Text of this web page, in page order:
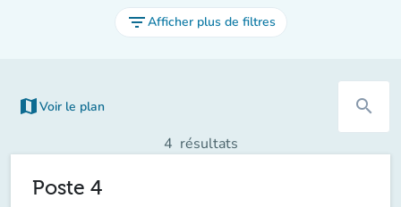
filter_listAfficher plus de filtres
map Voir le plan
(nouvel onglet) search
4 résultats
Poste 4